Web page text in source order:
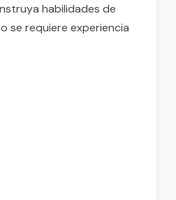
habilidades de
se requiere experiencia